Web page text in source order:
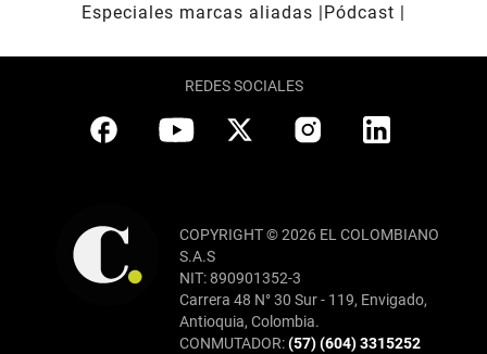
Especiales marcas aliadas
Pódcast
REDES SOCIALES
COPYRIGHT © 2026 EL COLOMBIANO
S.A.S
NIT: 890901352-3
Carrera 48 N° 30 Sur - 119, Envigado,
Antioquia, Colombia.
CONMUTADOR:(57) (604) 3315252